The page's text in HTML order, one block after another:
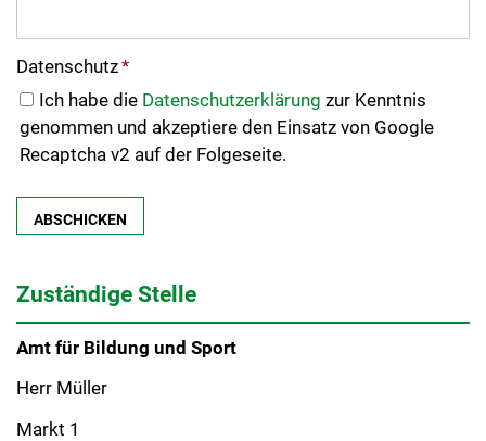
Datenschutz*
Ich habe die Datenschutzerklärung zur Kenntnis
genommen und akzeptiere den Einsatz von Google
Recaptcha v2 auf der Folgeseite.
Zuständige Stelle
Amt für Bildung und Sport
Herr Müller
Markt 1